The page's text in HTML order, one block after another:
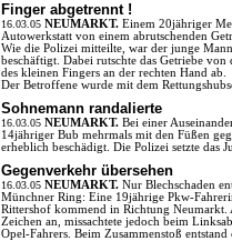
Finger abgetrennt !
16.03.05 NEUMARKT. Einem 20jähriger
Autowerkstatt von einem abrutschenden
Wie die Polizei mitteilte, war der junge
beschäftigt. Dabei rutschte das Getriebe
des kleinen Fingers an der rechten Hand ab.
Der Betroffene wurde mit dem
Sohnemann randalierte
16.03.05 NEUMARKT. Bei einer
14jähriger Bub mehrmals mit den Füßen
erheblich beschädigt. Die Polizei setzte das
Gegenverkehr übersehen
16.03.05 NEUMARKT. Nur Blechschaden
Münchner Ring: Eine 19jährige Pkw-
Rittershof kommend in Richtung
Zeichen an, missachtete jedoch beim
Opel-Fahrers. Beim Zusammenstoß